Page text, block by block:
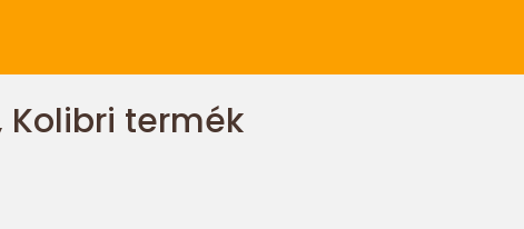
Kolibri termék